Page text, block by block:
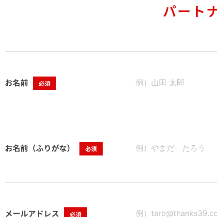
パート
お名前 必須
お名前（ふりがな） 必須
メールアドレス 必須